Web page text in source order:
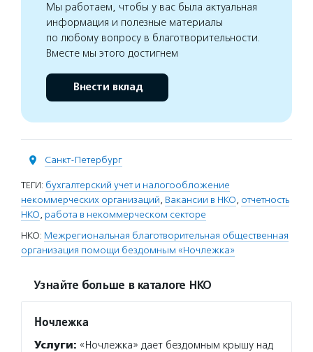
Мы работаем, чтобы у вас была актуальная
информация и полезные материалы
по любому вопросу в благотворительности.
Вместе мы этого достигнем
Внести вклад
Санкт-Петербург
ТЕГИ: бухгалтерский учет и налогообложение
некоммерческих организаций, Вакансии в НКО, отчетность
НКО, работа в некоммерческом секторе
НКО: Межрегиональная благотворительная общественная
организация помощи бездомным «Ночлежка»
Узнайте больше в каталоге НКО
Ночлежка
Услуги: «Ночлежка» дает бездомным крышу над